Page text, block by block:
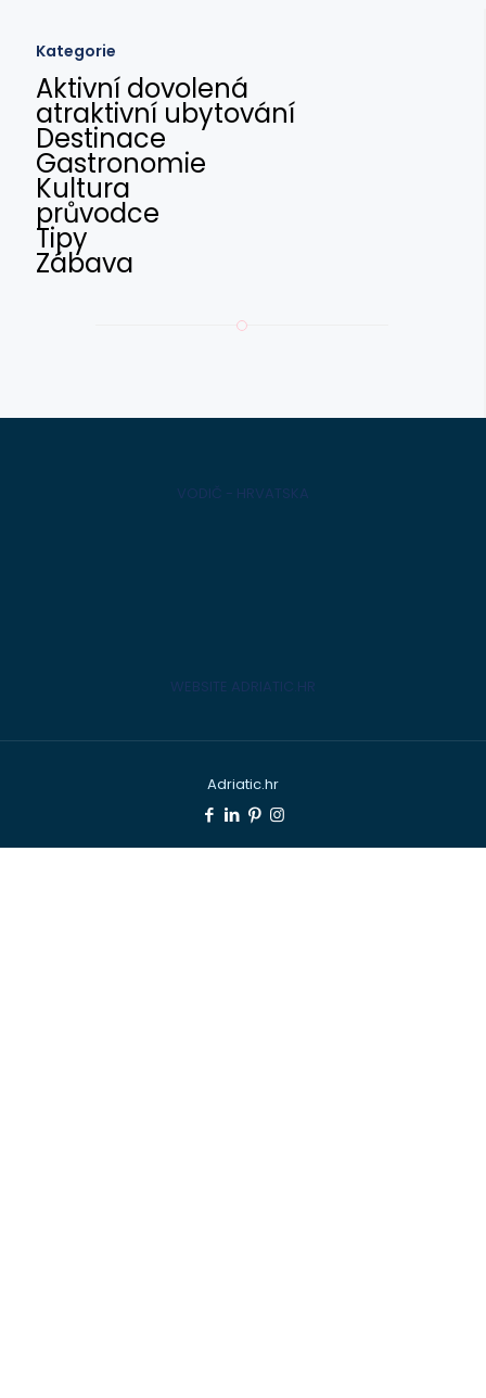
Kategorie
Aktivní dovolená
atraktivní ubytování
Destinace
Gastronomie
Kultura
průvodce
Tipy
Zábava
VODIČ - HRVATSKA
WEBSITE ADRIATIC.HR
Adriatic.hr